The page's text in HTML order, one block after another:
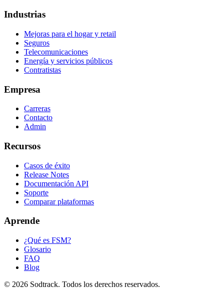
Industrias
Mejoras para el hogar y retail
Seguros
Telecomunicaciones
Energía y servicios públicos
Contratistas
Empresa
Carreras
Contacto
Admin
Recursos
Casos de éxito
Release Notes
Documentación API
Soporte
Comparar plataformas
Aprende
¿Qué es FSM?
Glosario
FAQ
Blog
© 2026 Sodtrack. Todos los derechos reservados.